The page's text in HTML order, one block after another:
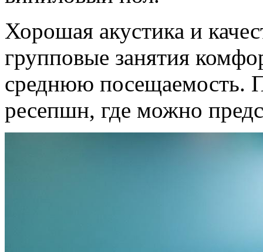
Хорошая акустика и
групповые занятия
среднюю посещаемость.
ресепшн, где можно